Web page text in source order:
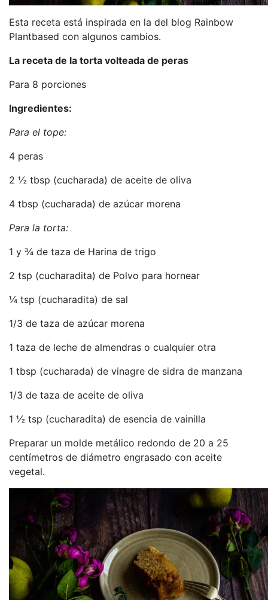
Esta receta está inspirada en la del blog Rainbow
Plantbased con algunos cambios.
La receta de la torta volteada de peras
Para 8 porciones
Ingredientes:
Para el tope:
4 peras
2 ½ tbsp (cucharada) de aceite de oliva
4 tbsp (cucharada) de azúcar morena
Para la torta:
1 y ¾ de taza de Harina de trigo
2 tsp (cucharadita) de Polvo para hornear
¼ tsp (cucharadita) de sal
1/3 de taza de azúcar morena
1 taza de leche de almendras o cualquier otra
1 tbsp (cucharada) de vinagre de sidra de manzana
1/3 de taza de aceite de oliva
1 ½ tsp (cucharadita) de esencia de vainilla
Preparar un molde metálico redondo de 20 a 25
centímetros de diámetro engrasado con aceite
vegetal.